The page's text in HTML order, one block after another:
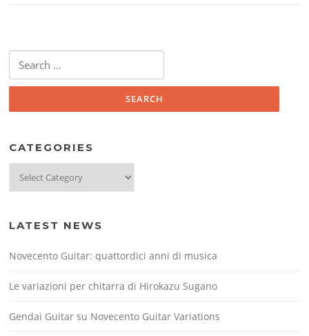
for:
CATEGORIES
LATEST NEWS
Novecento Guitar: quattordici anni di musica
Le variazioni per chitarra di Hirokazu Sugano
Gendai Guitar su Novecento Guitar Variations